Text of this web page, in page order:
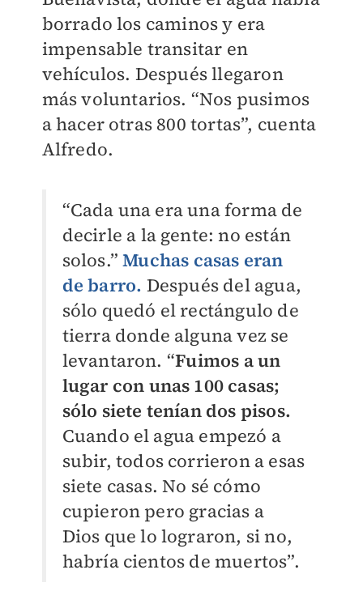
borrado los caminos y era
impensable transitar en
vehículos. Después llegaron
más voluntarios. “Nos pusimos
a hacer otras 800 tortas”, cuenta
Alfredo.
“Cada una era una forma de
decirle a la gente: no están
solos.”Muchas casas eran
de barro. Después del agua,
sólo quedó el rectángulo de
tierra donde alguna vez se
levantaron. “Fuimos a un
lugar con unas 100 casas;
sólo siete tenían dos pisos.
Cuando el agua empezó a
subir, todos corrieron a esas
siete casas. No sé cómo
cupieron pero gracias a
Dios que lo lograron, si no,
habría cientos de muertos”.